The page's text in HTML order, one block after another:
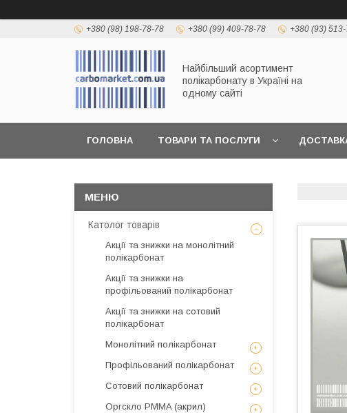
+380 (98) 198-78-78 +380 (99) 409-78-78 +380 (93)
Найбільший асортимент
полікарбонату в Україні на
одному сайті
ГОЛОВНА ТОВАРИ ТА ПОСЛУГИ
Католог товарів
Акції та знижки на монолітний
полікарбонат
Акції та знижки на
профільований полікарбонат
Акції та знижки на сотовий
полікарбонат
Монолітний полікарбонат
Профільований полікарбонат
Сотовий полікарбонат
Оргскло PMMA (акрил)